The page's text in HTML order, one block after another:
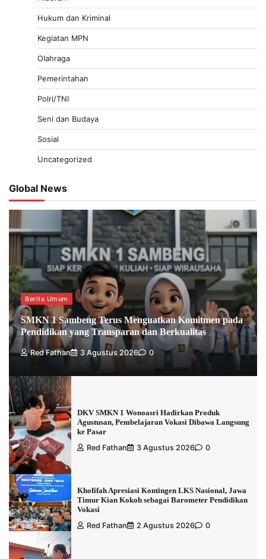
Hukum dan Kriminal
Kegiatan MPN
Olahraga
Pemerintahan
Polri/TNI
Seni dan Budaya
Sosial
Uncategorized
Global News
Berita Umum
SMKN 1 Sambeng Terus Menguatkan Komitmen pada
Pendidikan yang Transparan dan Berkualitas
Red Fathan 3 Agustus 2026 0
DKV SMKN 1 Wonoasri Hadirkan Produk
Agustusan, Pembelajaran Vokasi Dibawa Langsung
ke Pasar
Red Fathan
3 Agustus 2026 0
Khofifah Apresiasi Kontingen LKS Nasional, Jawa
Timur Kian Kokoh sebagai Barometer Pendidikan
Vokasi
Red Fathan
2 Agustus 2026 0